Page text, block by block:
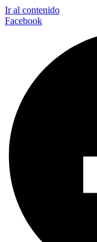
Ir al contenido
Facebook